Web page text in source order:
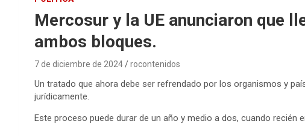
Mercosur y la UE anunciaron que
ambos bloques.
7 de diciembre de 2024 rocontenidos
Un tratado que ahora debe ser refrendado por los organismos y
jurídicamente.
Este proceso puede durar de un año y medio a dos, cuando recién